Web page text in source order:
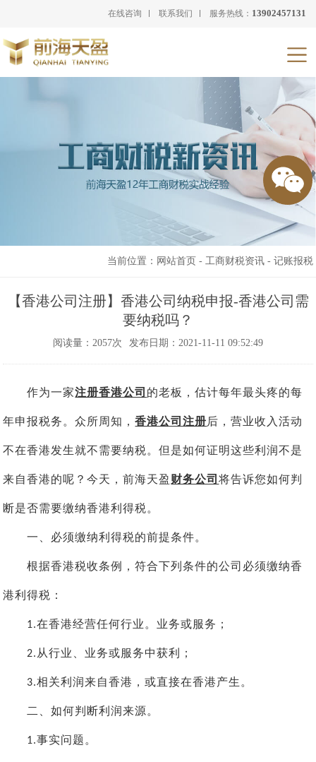
在线咨询 联系我们 服务热线： 13902457131
当前位置： 网站首页 - 工商财税资讯- 记账报税
【香港公司注册】香港公司纳税申报-香港公司需
要纳税吗？
阅读量：2057次 发布日期：2021-11-11 09:52:49
作为一家注册香港公司 的老板，估计每年最头疼的每
年申报税务。众所周知，香港公司注册后，营业收入活动
不在香港发生就不需要纳税。但是如何证明这些利润不是
来自香港的呢？今天，前海天盈 财务公司将告诉您如何判
断是否需要缴纳香港利得税。
一、必须缴纳利得税的前提条件。
根据香港税收条例，符合下列条件的公司必须缴纳香
港利得税：
1.在香港经营任何行业。业务或服务；
2. 从行业、业务或服务中获利；
3.相关利润来自香港，或直接在香港产生。
二、如何判断利润来源。
1.事实问题。